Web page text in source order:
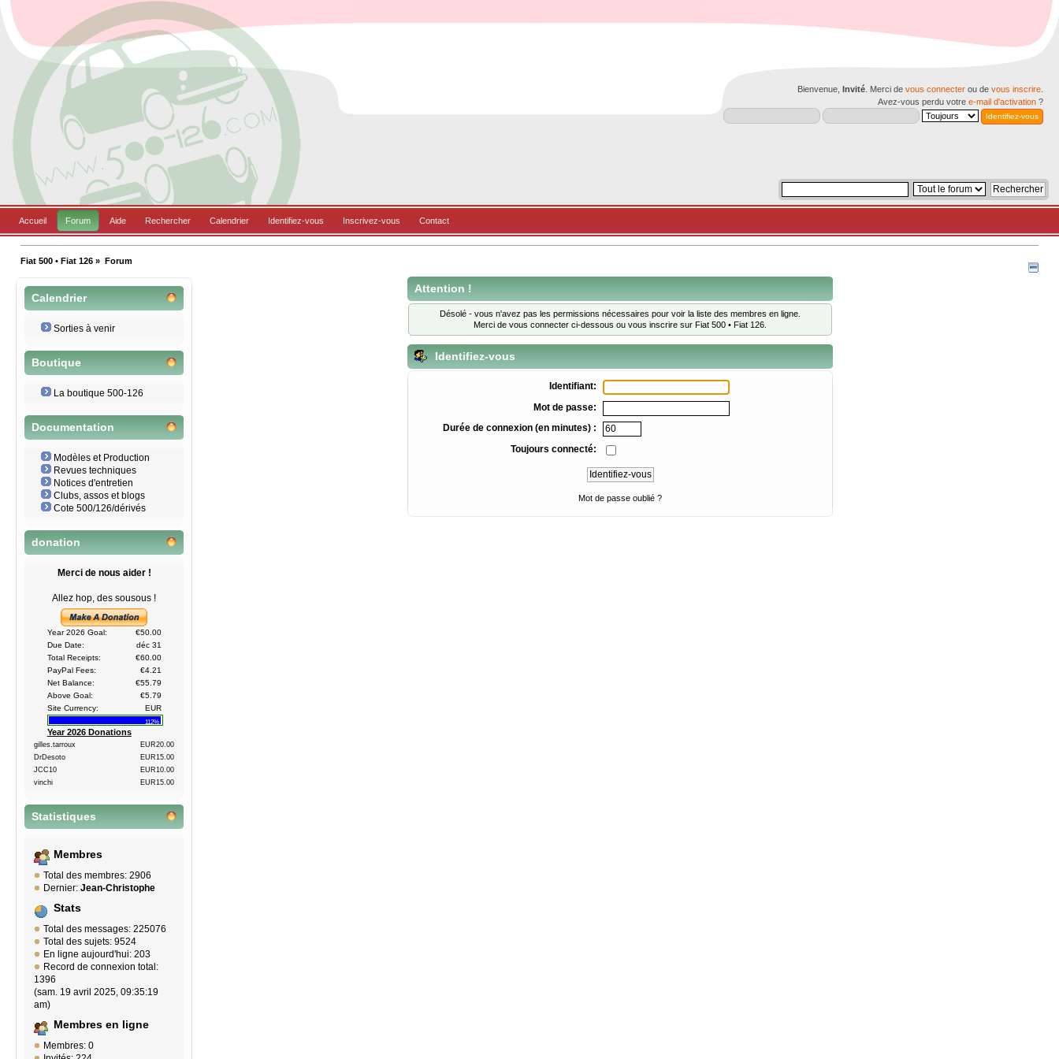
Bienvenue, Invité . Merci de vous connecter ou de vous inscrire
Avez-vous perdu votre e-mail d'activation ?
Accueil Forum Aide Rechercher Calendrier Identifiez-vous Inscrivez-vous Contact
Fiat 500 • Fiat 126 » Forum
Calendrier
Sorties à venir
Boutique
La boutique 500-126
Documentation
Modèles et Production
Revues techniques
Notices d'entretien
Clubs, assos et blogs
Cote 500/126/dérivés
donation
Merci de nous aider !
Allez hop, des sousous !
Year 2026 Goal:
€50.00
Due Date:
déc 31
Total Receipts:
€60.00
PayPal Fees:
€4.21
Net Balance:
€55.79
Above Goal:
€5.79
Site Currency:
EUR
112%
Year 2026 Donations
gilles.tarroux
EUR20.00
DrDesoto
EUR15.00
JCC10
EUR10.00
vinchi
EUR15.00
Statistiques
Membres
Total des membres: 2906
Dernier: Jean-Christophe
Stats
Total des messages: 225076
Total des sujets: 9524
En ligne aujourd'hui: 203
Record de connexion total:
1396
(sam. 19 avril 2025, 09:35:19
am)
Membres en ligne
Membres: 0
Attention !
Désolé - vous n'avez pas les permissions nécessaires pour voir la liste des membres en ligne.
Merci de vous connecter ci-dessous ou vous inscrire sur Fiat 500 • Fiat 126.
Identifiez-vous
Identifiant:
Mot de passe:
Durée de connexion (en minutes) :
Toujours connecté:
Mot de passe oublié ?